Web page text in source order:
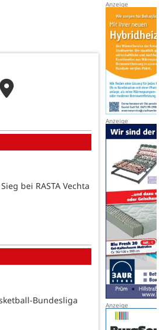
bei RASTA Vechta
Bundesliga